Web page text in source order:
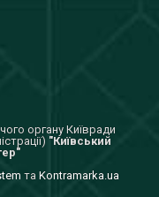
органу Київради
"Київський
та Kontramarka.ua